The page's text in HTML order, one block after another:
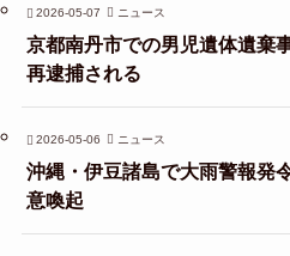
2026-05-07 ニュース
京都南丹市での男児遺体遺棄
再逮捕される
2026-05-06 ニュース
沖縄・伊豆諸島で大雨警報発
意喚起